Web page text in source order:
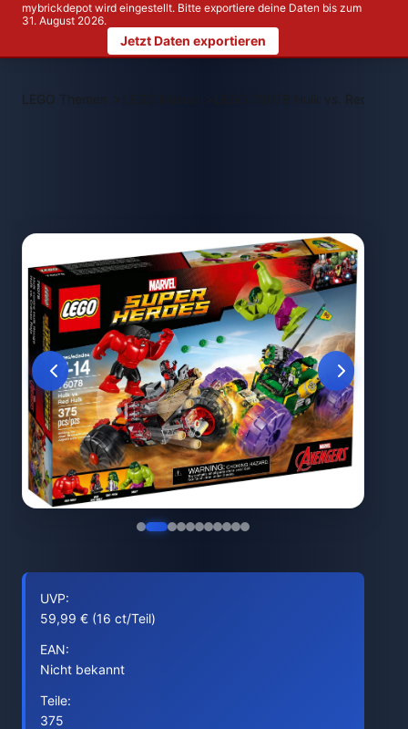
mybrickdepot wird eingestellt. Bitte exportiere deine Daten bis zum
31. August 2026.
Jetzt Daten exportieren
LEGO Themen > LEGO 76078 Hulk vs. Red Hulk
UVP:
59,99 € (16 ct/Teil)
EAN:
Nicht bekannt
Teile:
375